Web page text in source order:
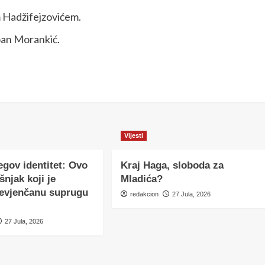
Hadžifejzovićem.
Morankić.
identitet: Ovo
koji je
suprugu
27 Jula, 2026
Vijesti
Kraj Haga, sloboda za
Mladića?
redakcion 27 Jula, 2026